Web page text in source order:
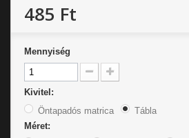
485 Ft
Mennyiség
Kivitel:
Öntapadós matrica
Tábla
Méret: